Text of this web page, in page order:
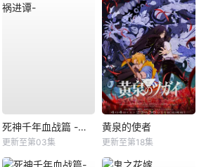
死神千年血战篇 -祸进谭-
更新至第03集
黄泉的使者
更新至第18集